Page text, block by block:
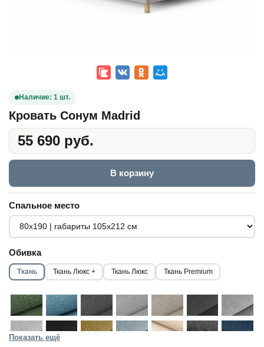
Наличие: 1 шт.
Кровать Сонум Madrid
55 690 руб.
В корзину
Спальное место
Обивка
Ткань Ткань Люкс + Ткань Люкс Ткань Premium
Показать ещё